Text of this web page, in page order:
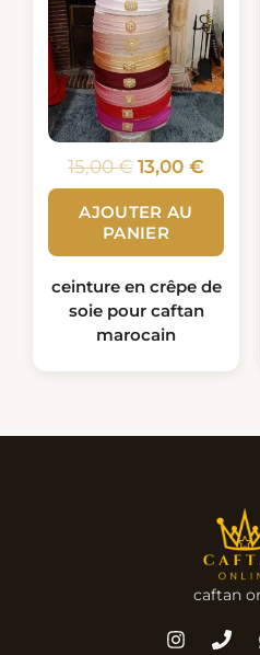
15,00€ 13,00 €
AJOUTER AU
PANIER
ceinture en crêpe de
soie pour caftan
marocain
caftan